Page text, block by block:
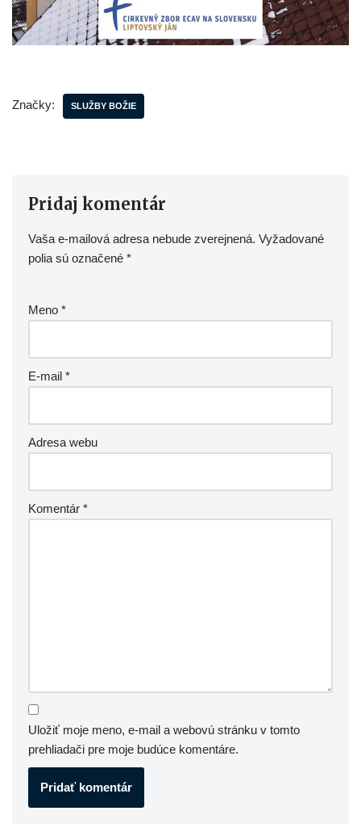
Značky: SLUŽBY BOŽIE
Pridaj komentár
Vaša e-mailová adresa nebude zverejnená. Vyžadované
polia sú označené *
Meno *
E-mail *
Adresa webu
Komentár *
Uložiť moje meno, e-mail a webovú stránku v tomto
prehliadači pre moje budúce komentáre.